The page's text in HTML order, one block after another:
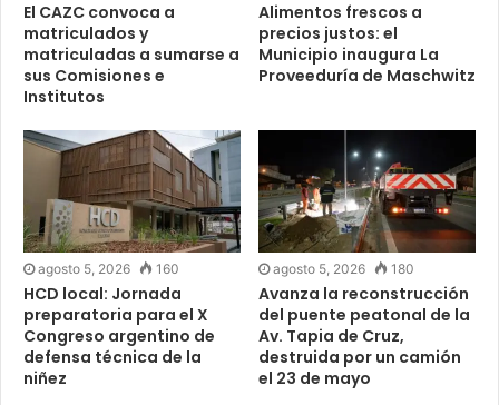
El CAZC convoca a
matriculados y
matriculadas a sumarse a
sus Comisiones e
Institutos
Alimentos frescos a
precios justos: el
Municipio inaugura La
Proveeduría de Maschwitz
agosto 5, 2026 160
HCD local: Jornada
preparatoria para el X
Congreso argentino de
defensa técnica de la
niñez
agosto 5, 2026 180
Avanza la reconstrucción
del puente peatonal de la
Av. Tapia de Cruz,
destruida por un camión
el 23 de mayo